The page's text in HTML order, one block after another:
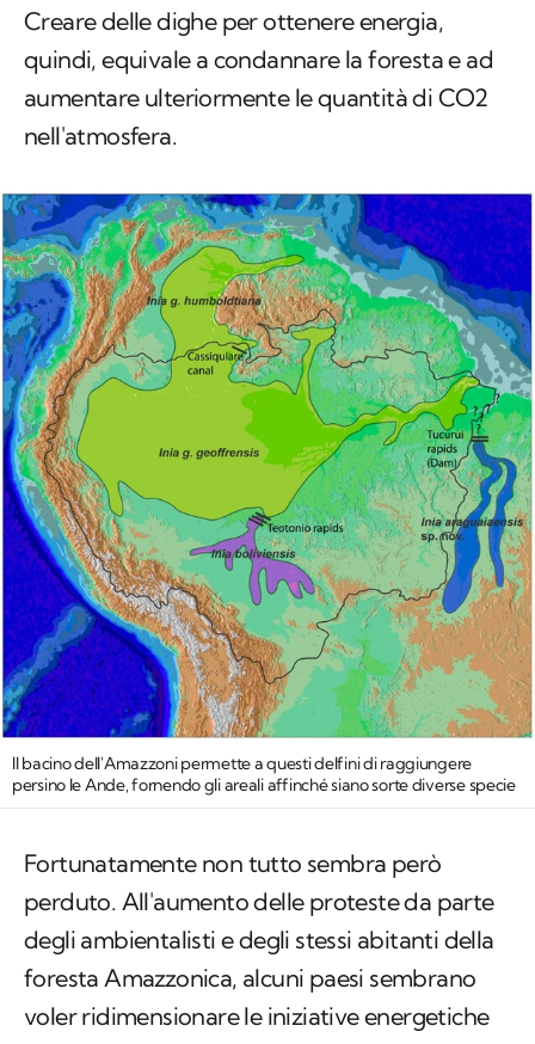
Creare delle dighe per ottenere energia,
quindi, equivale a condannare la foresta e ad
aumentare ulteriormente le quantità di CO2
nell'atmosfera.
Il bacino dell'Amazzoni permette a questi delfini di raggiungere
persino le Ande, fornendo gli areali affinché siano sorte diverse specie
Fortunatamente non tutto sembra però
perduto. All'aumento delle proteste da parte
degli ambientalisti e degli stessi abitanti della
foresta Amazzonica, alcuni paesi sembrano
voler ridimensionare le iniziative energetiche